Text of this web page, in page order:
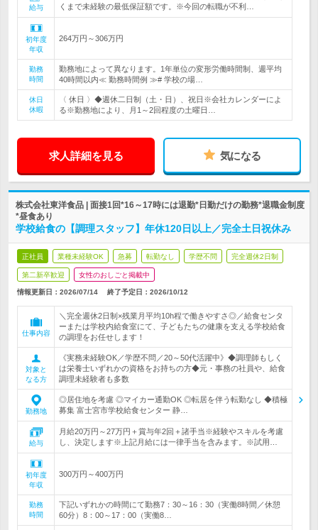
給与
くまで未経験の最低保証額です。※今回の転職が不利…
初年度
年収
264万円～306万円
勤務
時間
勤務地によって異なります。1年単位の変形労働時間制、週平均
40時間以内≪ 勤務時間例 ≫# 学校の場…
休日
休暇
〈 休日 〉◆週休二日制（土・日）、祝日※会社カレンダーによ
る※勤務地により、月1～2回程度の土曜日…
求人詳細を見る 気になる
株式会社東洋食品 | 面接1回*16～17時には退勤*日勤だけの勤務*退職金制度
*昼食あり
学校給食の【調理スタッフ】年休120日以上／完全土日祝休み
正社員 業種未経験OK 急募 転勤なし 学歴不問 完全週休2日制
第二新卒歓迎 女性のおしごと掲載中
情報更新日：2026/07/14 終了予定日： 2026/10/12
仕事内容
＼完全週休2日制×残業月平均10h程で働きやすさ◎／給食センタ
ーまたは学校内給食室にて、子どもたちの健康を支える学校給食
の調理をお任せします！
対象と
なる方
《実務未経験OK／学歴不問／20～50代活躍中》◆調理師もしく
は栄養士いずれかの資格をお持ちの方◆元・事務の社員や、給食
調理未経験者も多数
勤務地
◎居住地を考慮 ◎マイカー通勤OK ◎転居を伴う転勤なし ◆積極
募集 富士宮市学校給食センター 静…
給与
月給20万円～27万円＋賞与年2回＋諸手当※経験やスキルを考慮
し、決定します※上記月給には一律手当を含みます。※試用…
初年度
年収
300万円～400万円
勤務
時間
下記いずれかの時間にて勤務7：30～16：30（実働8時間／休憩
60分）8：00～17：00（実働8…